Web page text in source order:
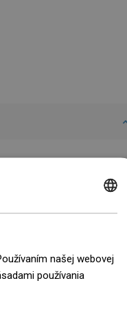
našej webovej
používania